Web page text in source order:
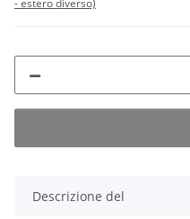
- estero diverso)
Descrizione del